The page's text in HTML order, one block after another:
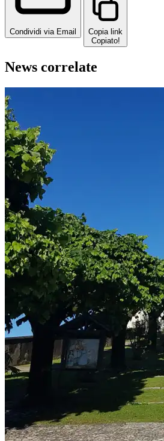
Condividi via Email
Copia link
Copiato!
News correlate